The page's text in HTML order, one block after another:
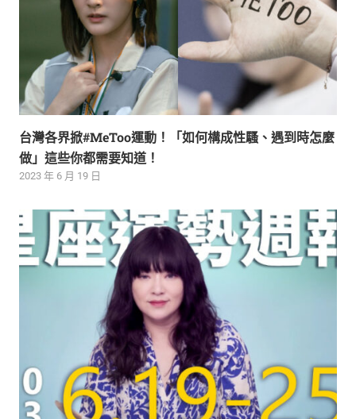
台灣各界掀#MeToo運動！「如何構成性騷、遇到時怎麼
做」這些你都需要知道！
2023 年 6 月 19 日